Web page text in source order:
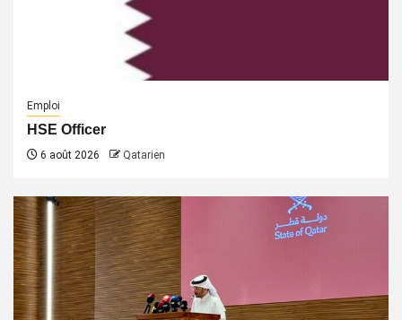
Emploi
HSE Officer
6 août 2026 Qatarien